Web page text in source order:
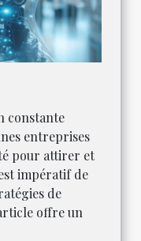
constante
entreprises
pour attirer et
impératif de
de
offre un